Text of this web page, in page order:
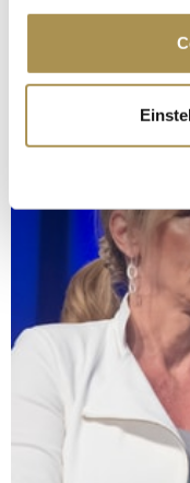
Cookie-Erklärung
Trigger Symbol
erfassen,
bestimmten
Erfahren Sie mehr
verarbeitet werden,
Abschnitt
Wir verwenden
personalisieren,
zu können und die
analysieren.
Verwendung